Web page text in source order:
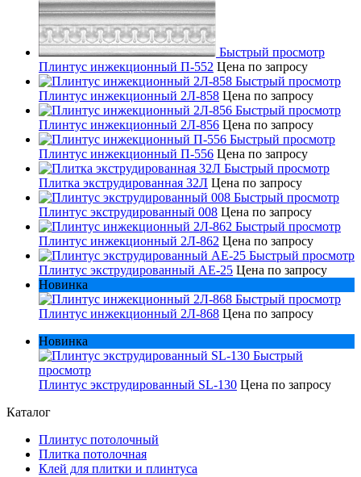
Быстрый просмотр
Плинтус инжекционный П-552 Цена по запросу
Быстрый просмотр
Плинтус инжекционный 2Л-858 Цена по запросу
Быстрый просмотр
Плинтус инжекционный 2Л-856 Цена по запросу
Быстрый просмотр
Плинтус инжекционный П-556 Цена по запросу
Быстрый просмотр
Плитка экструдированная 32Л Цена по запросу
Быстрый просмотр
Плинтус экструдированный 008 Цена по запросу
Быстрый просмотр
Плинтус инжекционный 2Л-862 Цена по запросу
Быстрый просмотр
Плинтус экструдированный AE-25 Цена по запросу
Новинка
Быстрый просмотр
Плинтус инжекционный 2Л-868 Цена по запросу
Новинка
Быстрый
просмотр
Плинтус экструдированный SL-130 Цена по запросу
Каталог
Плинтус потолочный
Плитка потолочная
Клей для плитки и плинтуса